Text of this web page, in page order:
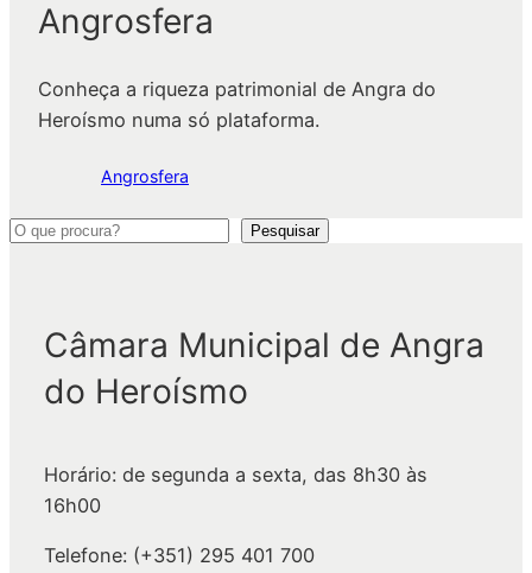
Angrosfera
Conheça a riqueza patrimonial de Angra do
Heroísmo numa só plataforma.
Angrosfera
P
Pesquisar
Câmara Municipal de Angra
do Heroísmo
Horário: de segunda a sexta, das 8h30 às
16h00
Telefone: (+351) 295 401 700